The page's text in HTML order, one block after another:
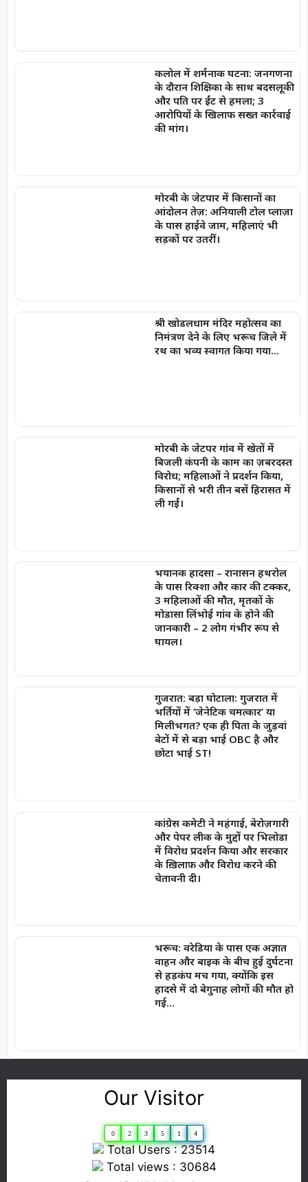
कलोल में शर्मनाक घटना: जनगणना
के दौरान शिक्षिका के साथ बदसलूकी
और पति पर ईंट से हमला; 3
आरोपियों के खिलाफ सख्त कार्रवाई
की मांग।
मोरबी के जेटपार में किसानों का
आंदोलन तेज़: अनियाली टोल प्लाज़ा
के पास हाईवे जाम, महिलाएं भी
सड़कों पर उतरीं।
श्री खोडलधाम मंदिर महोत्सव का
निमंत्रण देने के लिए भरूच जिले में
रथ का भव्य स्वागत किया गया…
मोरबी के जेटपर गांव में खेतों में
बिजली कंपनी के काम का ज़बरदस्त
विरोध; महिलाओं ने प्रदर्शन किया,
किसानों से भरी तीन बसें हिरासत में
ली गईं।
भयानक हादसा – रानासन हथरोल
के पास रिक्शा और कार की टक्कर,
3 महिलाओं की मौत, मृतकों के
मोडासा लिंभोई गांव के होने की
जानकारी – 2 लोग गंभीर रूप से
घायल।
गुजरात: बड़ा घोटाला: गुजरात में
भर्तियों में ‘जेनेटिक चमत्कार’ या
मिलीभगत? एक ही पिता के जुड़वां
बेटों में से बड़ा भाई OBC है और
छोटा भाई ST!
कांग्रेस कमेटी ने महंगाई, बेरोज़गारी
और पेपर लीक के मुद्दों पर भिलोडा
में विरोध प्रदर्शन किया और सरकार
के ख़िलाफ़ और विरोध करने की
चेतावनी दी।
भरूच: वरेडिया के पास एक अज्ञात
वाहन और बाइक के बीच हुई दुर्घटना
से हड़कंप मच गया, क्योंकि इस
हादसे में दो बेगुनाह लोगों की मौत हो
गई…
Our Visitor
0 2 3 5 1 4
Total Users : 23514
Total views : 30684